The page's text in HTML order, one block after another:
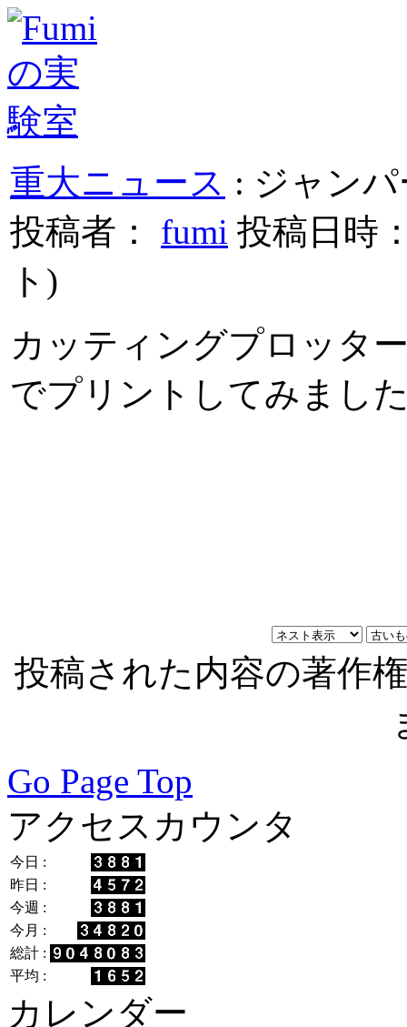
重大ニュース : ジャン
投稿者： fumi 投稿日時
ト )
カッティングプロッタ
でプリントしてみまし
投稿された内容の著作
Go Page Top
アクセスカウンタ
今日 :
昨日 :
今週 :
今月 :
総計 :
平均 :
カレンダー